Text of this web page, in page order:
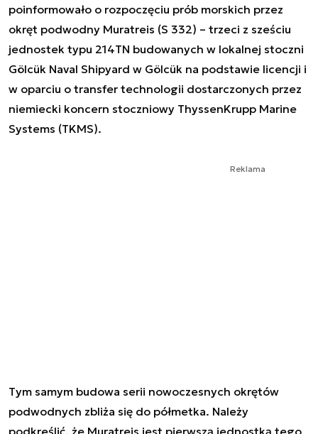
poinformowało o rozpoczęciu prób morskich przez
okręt podwodny Muratreis (S 332) – trzeci z sześciu
jednostek typu 214TN budowanych w lokalnej stoczni
Gölcük Naval Shipyard w Gölcük na podstawie licencji i
w oparciu o transfer technologii dostarczonych przez
niemiecki koncern stoczniowy ThyssenKrupp Marine
Systems (TKMS).
Reklama
Tym samym budowa serii nowoczesnych okrętów
podwodnych zbliża się do półmetka. Należy
podkreślić, że Muratreis jest pierwszą jednostką tego